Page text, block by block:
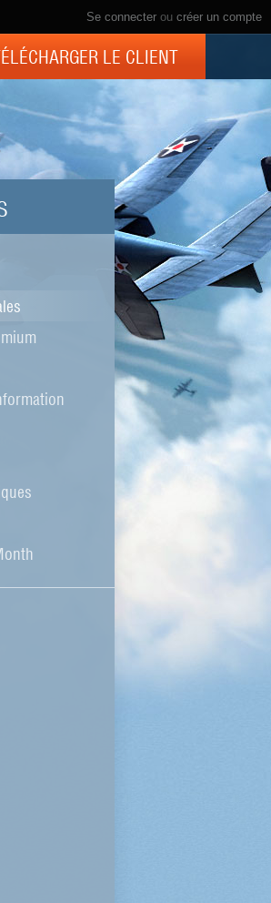
Se connecter ou créer un compte
LE CLIENT